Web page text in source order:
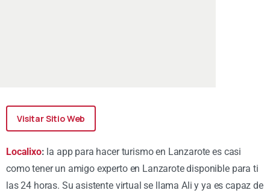
Visitar Sitio Web
Localixo: la app para hacer turismo en Lanzarote es casi
como tener un amigo experto en Lanzarote disponible para ti
las 24 horas. Su asistente virtual se llama Ali y ya es capaz de